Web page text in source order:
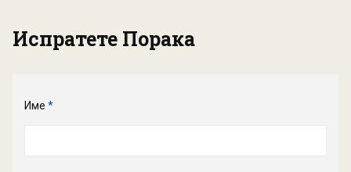
Испратете Порака
Име *